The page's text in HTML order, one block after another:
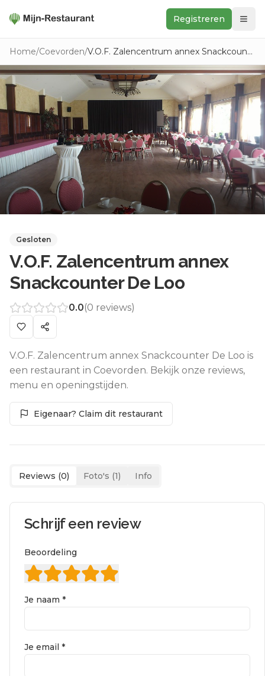
Registreren
Zoeken
In de buurt
Ontdek
Keukens
Foodwall
Reviews
Home/Coevorden/ V.O.F. Zalencentrum annex Snackcounter De Loo
Gesloten
V.O.F. Zalencentrum annex
Snackcounter De Loo
0.0(0 reviews)
V.O.F. Zalencentrum annex Snackcounter De Loo is
een restaurant in Coevorden. Bekijk onze reviews,
menu en openingstijden.
Eigenaar? Claim dit restaurant
Reviews (0) Foto's (1) Info
Schrijf een review
Beoordeling
Je naam *
Je email *